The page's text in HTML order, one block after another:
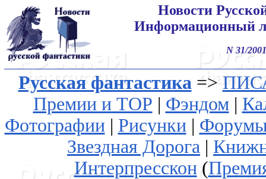
Новости
Информационный
N 31/
Русская фантастика=>
Премии и ТОР | Фэндом|
Фотографии| Рисунки|
Звездная Дорога |
Интерпресскон(